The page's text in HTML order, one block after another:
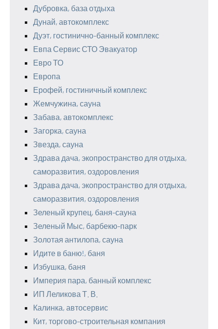
Дубровка, база отдыха
Дунай, автокомплекс
Дуэт, гостинично-банный комплекс
Евпа Сервис СТО Эвакуатор
Евро ТО
Европа
Ерофей, гостиничный комплекс
Жемчужина, сауна
Забава, автокомплекс
Загорка, сауна
Звезда, сауна
Здрава дача, экопространство для отдыха,
саморазвития, оздоровления
Здрава дача, экопространство для отдыха,
саморазвития, оздоровления
Зеленый крупец, баня-сауна
Зеленый Мыс, барбекю-парк
Золотая антилопа, сауна
Идите в баню!, баня
Избушка, баня
Империя пара, банный комплекс
ИП Леликова Т. В.
Калинка, автосервис
Кит, торгово-строительная компания